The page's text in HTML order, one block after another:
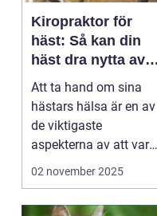
Kiropraktor för
häst: Så kan din
häst dra nytta av
behandling
Att ta hand om sina
hästars hälsa är en av
de viktigaste
aspekterna av att vara
h&aum...
02 november 2025